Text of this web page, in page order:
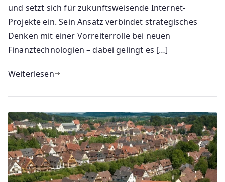
und setzt sich für zukunftsweisende Internet-
Projekte ein. Sein Ansatz verbindet strategisches
Denken mit einer Vorreiterrolle bei neuen
Finanztechnologien – dabei gelingt es […]
Weiterlesen